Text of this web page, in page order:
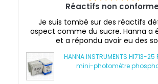
Réactifs non
Je suis tombé sur des réactifs
aspect comme du sucre. Hanna a
et a répondu avoir eu des
HANNA INSTRUMENTS HI713-
mini-photomètre